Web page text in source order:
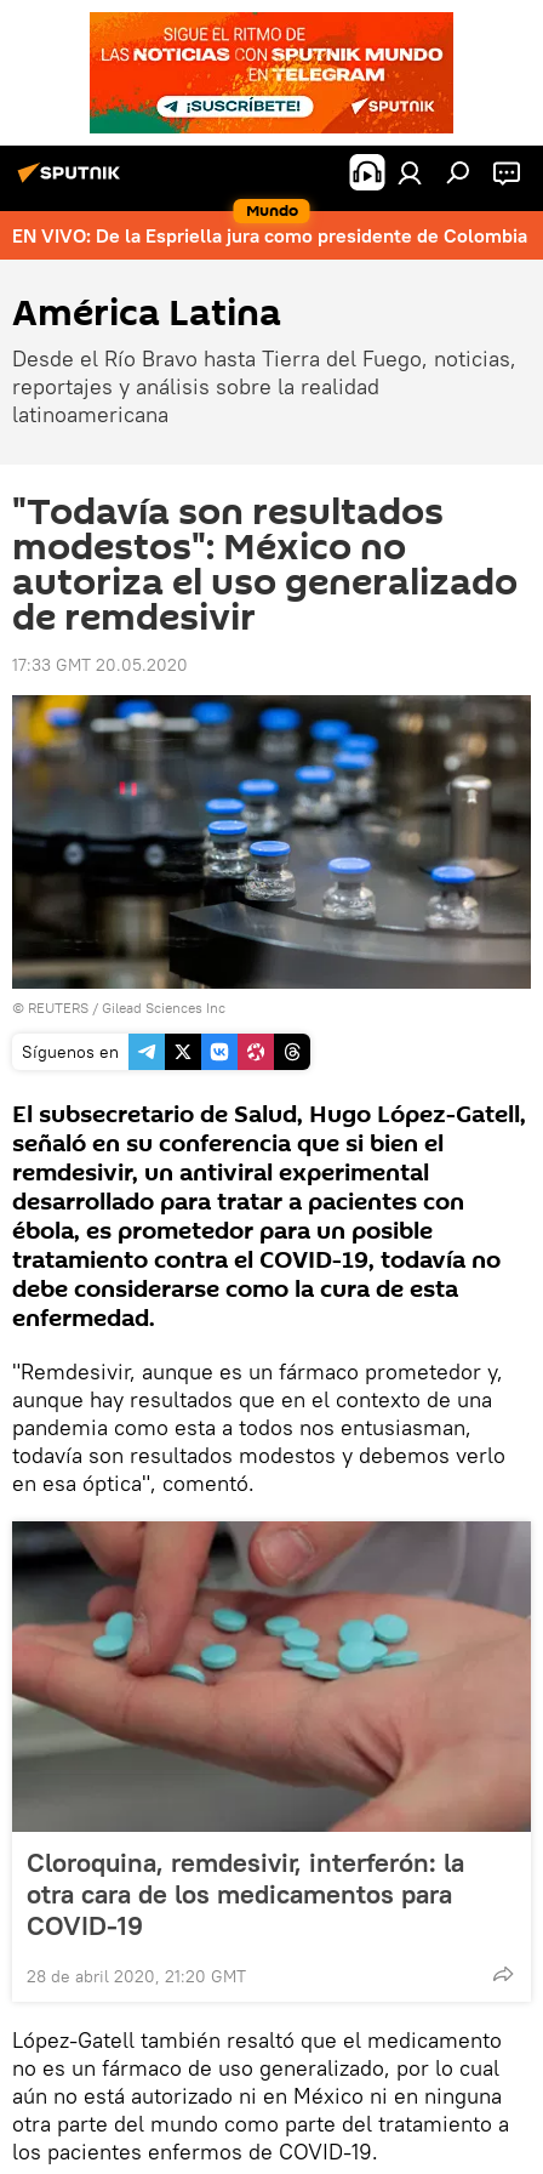
Mundo
EN VIVO: De la Espriella jura como presidente de Colombia
América Latina
Desde el Río Bravo hasta Tierra del Fuego, noticias,
reportajes y análisis sobre la realidad
latinoamericana
"Todavía son resultados
modestos": México no
autoriza el uso generalizado
de remdesivir
17:33 GMT 20.05.2020
© REUTERS / Gilead Sciences Inc
Síguenos en
El subsecretario de Salud, Hugo López-Gatell,
señaló en su conferencia que si bien el
remdesivir, un antiviral experimental
desarrollado para tratar a pacientes con
ébola, es prometedor para un posible
tratamiento contra el COVID-19, todavía no
debe considerarse como la cura de esta
enfermedad.
"Remdesivir, aunque es un fármaco prometedor y,
aunque hay resultados que en el contexto de una
pandemia como esta a todos nos entusiasman,
todavía son resultados modestos y debemos verlo
en esa óptica", comentó.
Cloroquina, remdesivir, interferón: la
otra cara de los medicamentos para
COVID-19
28 de abril 2020, 21:20 GMT
López-Gatell también resaltó que el medicamento
no es un fármaco de uso generalizado, por lo cual
aún no está autorizado ni en México ni en ninguna
otra parte del mundo como parte del tratamiento a
los pacientes enfermos de COVID-19.